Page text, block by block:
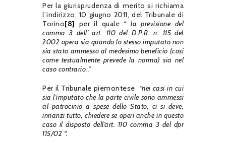
Per la giurisprudenza di merito si richiama
l’indirizzo, 10 giugno 2011, del Tribunale di
Torino[8] per il quale “ la previsione del
comma 3 dell’ art. 110 del D.P.R. n. 115 del
2002 opera sia quando lo stesso imputato non
sia stato ammesso al medesimo beneficio (così
come testualmente prevede la norma) sia nel
caso contrario..”
Per il Tribunale piemontese “nei casi in cui
sia l’imputato che la parte civile sono ammessi
al patrocinio a spese dello Stato, ci si deve,
innanzi tutto, chiedere se operi anche in questo
caso il disposto dell’art. 110 comma 3 del dpr
115/02 “.